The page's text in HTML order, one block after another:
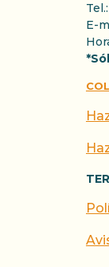
E-